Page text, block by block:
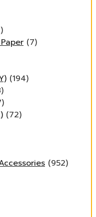
(7)
(194)
(72)
(952)